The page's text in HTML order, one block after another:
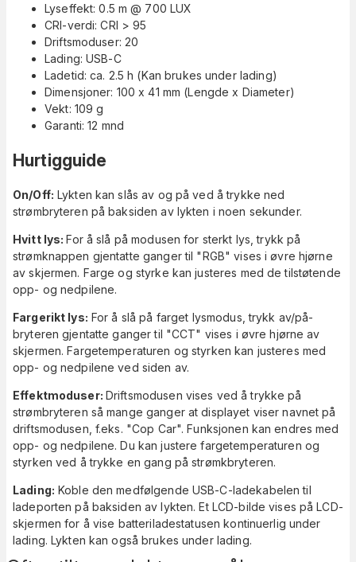
Lyseffekt: 0.5 m @ 700 LUX
CRI-verdi: CRI > 95
Driftsmoduser: 20
Lading: USB-C
Ladetid: ca. 2.5 h (Kan brukes under lading)
Dimensjoner: 100 x 41 mm (Lengde x Diameter)
Vekt: 109 g
Garanti: 12 mnd
Hurtigguide
On/Off: Lykten kan slås av og på ved å trykke ned
strømbryteren på baksiden av lykten i noen sekunder.
Hvitt lys:For å slå på modusen for sterkt lys, trykk på
strømknappen gjentatte ganger til "RGB" vises i øvre hjørne
av skjermen. Farge og styrke kan justeres med de tilstøtende
opp- og nedpilene.
Fargerikt lys: For å slå på farget lysmodus, trykk av/på-
bryteren gjentatte ganger til "CCT" vises i øvre hjørne av
skjermen. Fargetemperaturen og styrken kan justeres med
opp- og nedpilene ved siden av.
Effektmoduser: Driftsmodusen vises ved å trykke på
strømbryteren så mange ganger at displayet viser navnet på
driftsmodusen, f.eks. "Cop Car". Funksjonen kan endres med
opp- og nedpilene. Du kan justere fargetemperaturen og
styrken ved å trykke en gang på strømkbryteren.
Lading: Koble den medfølgende USB-C-ladekabelen til
ladeporten på baksiden av lykten. Et LCD-bilde vises på LCD-
skjermen for å vise batteriladestatusen kontinuerlig under
lading. Lykten kan også brukes under lading.